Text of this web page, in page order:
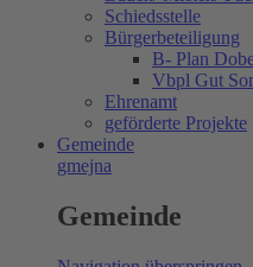
Schiedsstelle
Bürgerbeteiligung
B- Plan
Vbpl Gut
Ehrenamt
geförderte Projekte
Gemeinde
gmejna
Gemeinde